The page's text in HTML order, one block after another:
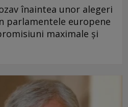
înaintea unor alegeri
parlamentele europene
maximale și